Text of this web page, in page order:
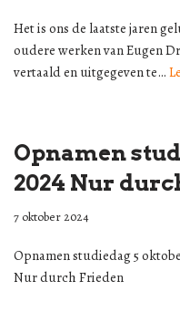
Het is ons de laatste jaren
oudere werken van Eugen
vertaald en uitgegeven te…
Opnamen
2024 Nur
7 oktober 2024
Opnamen studiedag 5
Nur durch Frieden